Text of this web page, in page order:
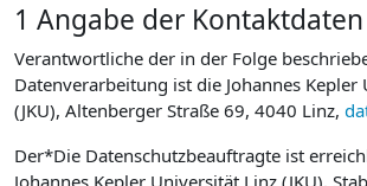
1 Angabe der Kontaktdaten
Verantwortliche der in der Folge
Datenverarbeitung ist die Johannes Kepler
(JKU), Altenberger Straße 69, 4040 Linz,
Der*Die Datenschutzbeauftragte ist
Johannes Kepler Universität Linz (JKU),